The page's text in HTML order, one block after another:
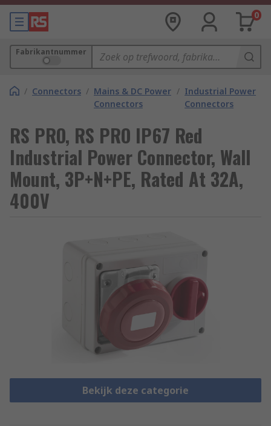
0
Fabrikantnummer
/ Connectors / Mains & DC Power
Connectors
/ Industrial Power
Connectors
RS PRO, RS PRO IP67 Red
Industrial Power Connector, Wall
Mount, 3P+N+PE, Rated At 32A,
400V
Bekijk deze categorie